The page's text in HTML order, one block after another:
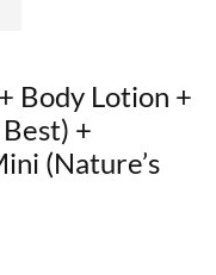
Body Lotion +
+
(Nature’s